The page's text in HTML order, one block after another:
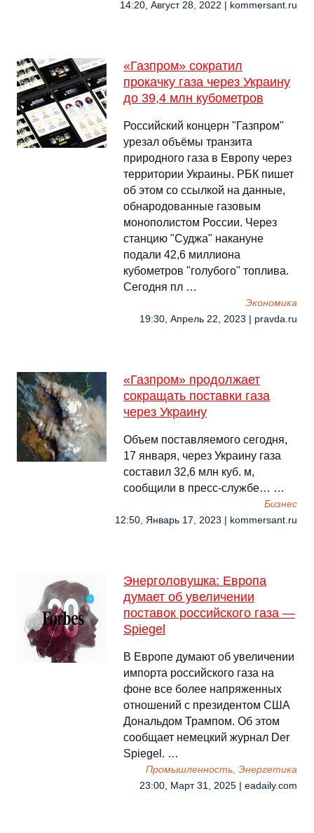
14:20, Август 28, 2022 | kommersant.ru
«Газпром» сократил
прокачку газа через Украину
до 39,4 млн кубометров
Российский концерн "Газпром"
урезал объёмы транзита
природного газа в Европу через
территории Украины. РБК пишет
об этом со ссылкой на данные,
обнародованные газовым
монополистом России. Через
станцию "Суджа" накануне
подали 42,6 миллиона
кубометров "голубого" топлива.
Сегодня пл …
Экономика
19:30, Апрель 22, 2023 | pravda.ru
«Газпром» продолжает
сокращать поставки газа
через Украину
Объем поставляемого сегодня,
17 января, через Украину газа
составил 32,6 млн куб. м,
сообщили в пресс-службе… …
Бизнес
12:50, Январь 17, 2023 | kommersant.ru
Энерголовушка: Европа
думает об увеличении
поставок российского газа —
Spiegel
В Европе думают об увеличении
импорта российского газа на
фоне все более напряженных
отношений с президентом США
Дональдом Трампом. Об этом
сообщает немецкий журнал Der
Spiegel. …
Промышленность, Энергетика
23:00, Март 31, 2025 | eadaily.com